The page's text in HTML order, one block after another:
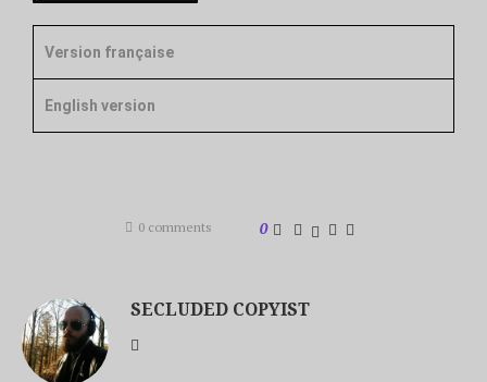
Version française
English version
0 comments 0
SECLUDED COPYIST